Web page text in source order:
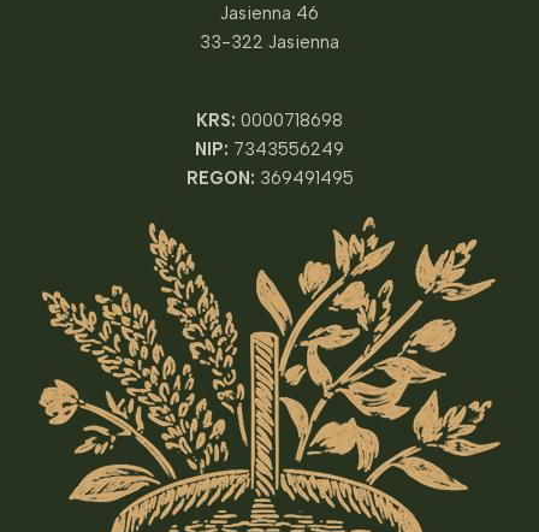
Jasienna 46
33-322 Jasienna
KRS: 0000718698
NIP: 7343556249
REGON: 369491495